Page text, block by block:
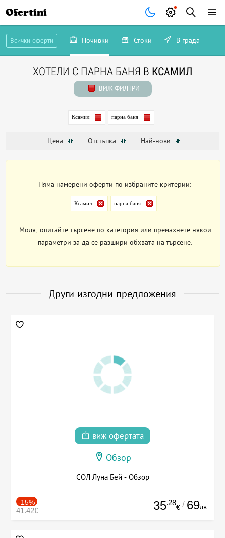
Ofertini
Всички оферти Почивки Стоки В града
ХОТЕЛИ С ПАРНА БАНЯ В КСАМИЛ
ВИЖ ФИЛТРИ
Ксамил парна баня
Цена Отстъпка Най-нови
Няма намерени оферти по избраните критерии:
Ксамил парна баня
Моля, опитайте търсене по категория или премахнете някои
параметри за да се разшири обхвата на търсене.
Други изгодни предложения
виж офертата
Обзор
СОЛ Луна Бей - Обзор
-15%
41.42€ 35.28
€ / 69лв.